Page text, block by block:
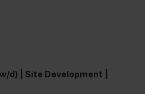
d) | Site Development |